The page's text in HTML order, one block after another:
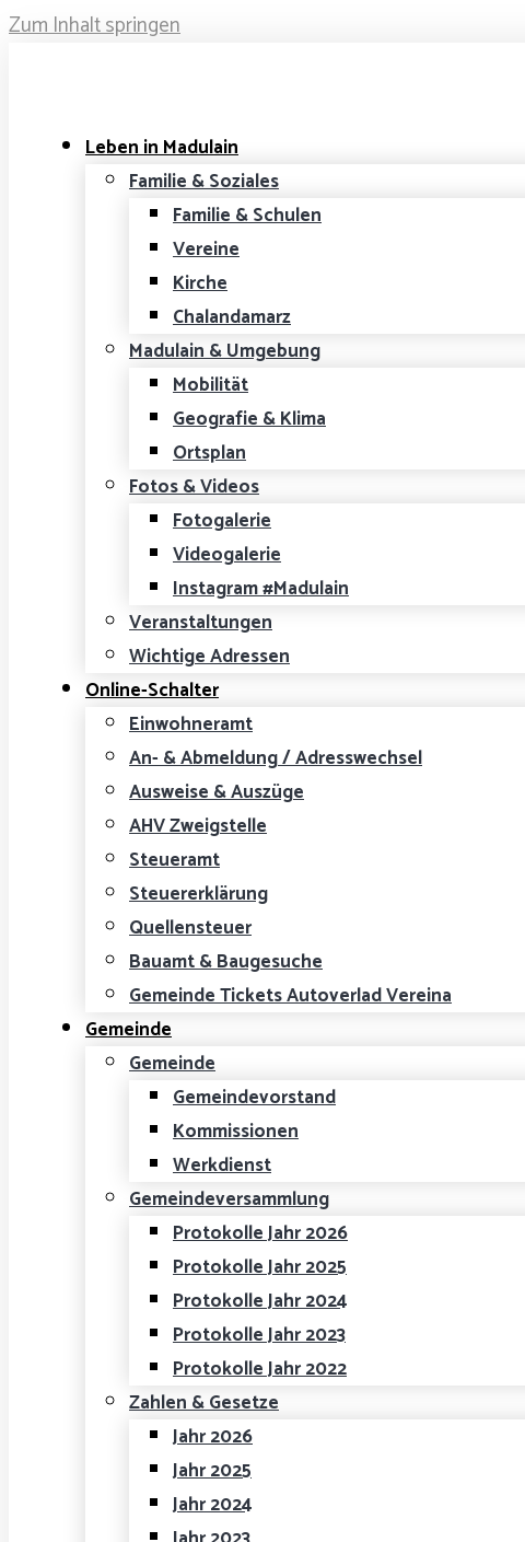
Zum Inhalt springen
Leben in Madulain
Familie & Soziales
Familie & Schulen
Vereine
Kirche
Chalandamarz
Madulain & Umgebung
Mobilität
Geografie & Klima
Ortsplan
Fotos & Videos
Fotogalerie
Videogalerie
Instagram #Madulain
Veranstaltungen
Wichtige Adressen
Online-Schalter
Einwohneramt
An- & Abmeldung / Adresswechsel
Ausweise & Auszüge
AHV Zweigstelle
Steueramt
Steuererklärung
Quellensteuer
Bauamt & Baugesuche
Gemeinde Tickets Autoverlad Vereina
Gemeinde
Gemeinde
Gemeindevorstand
Kommissionen
Werkdienst
Gemeindeversammlung
Protokolle Jahr 2026
Protokolle Jahr 2025
Protokolle Jahr 2024
Protokolle Jahr 2023
Protokolle Jahr 2022
Zahlen & Gesetze
Jahr 2026
Jahr 2025
Jahr 2024